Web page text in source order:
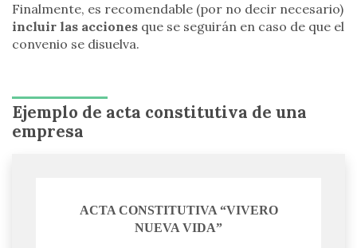
Finalmente, es recomendable (por no decir necesario)
incluir las acciones que se seguirán en caso de que el
convenio se disuelva.
Ejemplo de acta constitutiva de una
empresa
ACTA CONSTITUTIVA “VIVERO
NUEVA VIDA”